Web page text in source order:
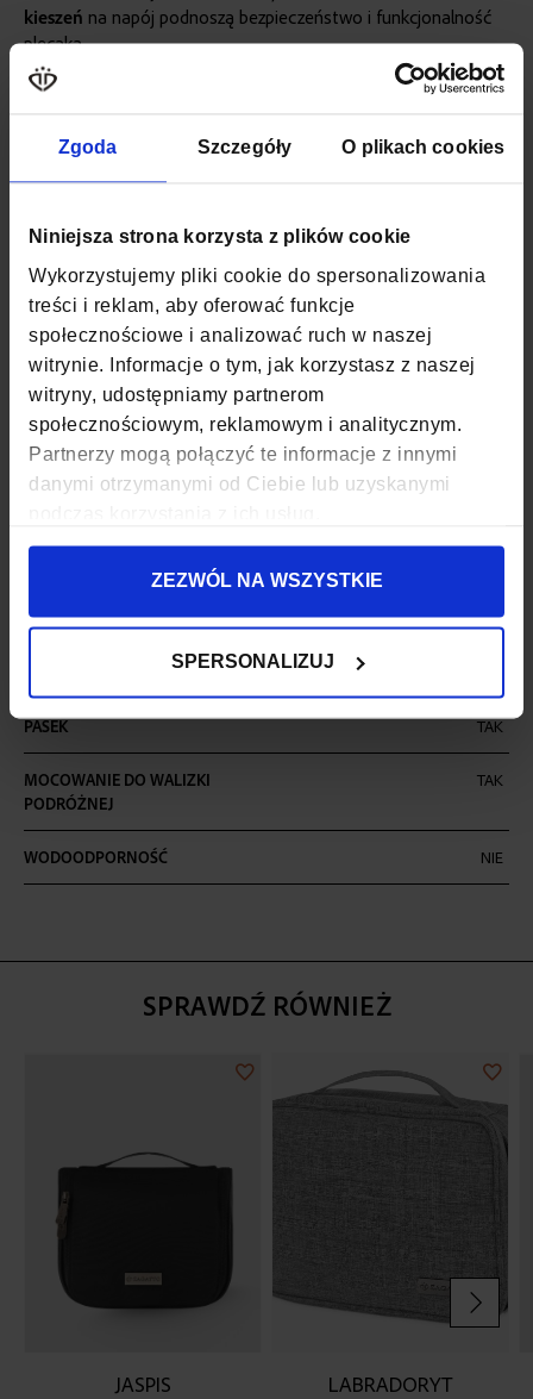
Zgoda Szczegóły O plikach cookies
Niniejsza strona korzysta z plików cookie
Wykorzystujemy pliki cookie do spersonalizowania
treści i reklam, aby oferować funkcje
społecznościowe i analizować ruch w naszej
witrynie. Informacje o tym, jak korzystasz z naszej
witryny, udostępniamy partnerom
społecznościowym, reklamowym i analitycznym.
Partnerzy mogą połączyć te informacje z innymi
danymi otrzymanymi od Ciebie lub uzyskanymi
ZEZWÓL NA WSZYSTKIE
SPERSONALIZUJ
kieszeń na napój podnoszą bezpieczeństwo i funkcjonalność
plecaka.
Więcej
informacji
SKU ZG1035
WAGA 0,15 KG
MATERIAŁ POLIESTER, NYLON
SZEROKOŚĆ
GŁĘBOKOŚĆ
WYSOKOŚĆ
ZAPIĘCIE SUWAK
ILOŚĆ KIESZENI 8
PASEK TAK
MOCOWANIE DO WALIZKI
PODRÓŻNEJ
TAK
WODOODPORNOŚĆ NIE
SPRAWDŹ RÓWNIEŻ
JASPIS
Dodaj
LABRADORYT